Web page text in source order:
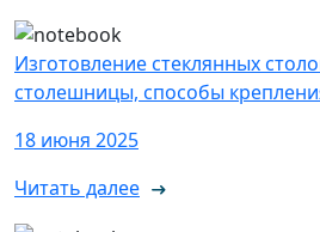
Изготовление стеклянных
столешницы, способы
18 июня 2025
Читать далее